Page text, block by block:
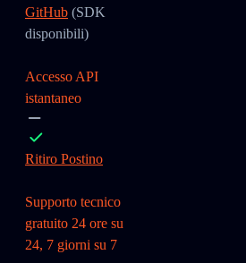
GitHub (SDK
disponibili)
Accesso API
istantaneo
Ritiro Postino
Supporto tecnico
gratuito 24 ore su
24, 7 giorni su 7